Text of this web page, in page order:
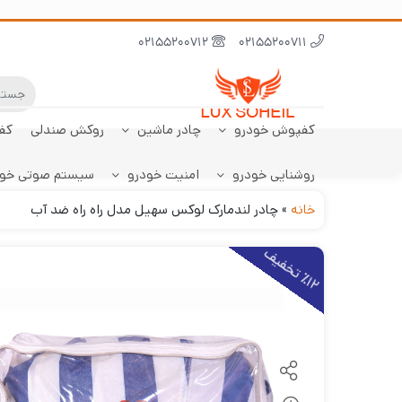
کفپوش خودرو
کفپوش پژو 206
هاچبک
چادر ماشین
چادر تارا
روکش صندلی
کفپوش صندوق تارا
ابر نانو
سنسور دنده عقب
خودرو
روشنایی خودرو امنیت خودرو
سیستم صوتی
خانه »چادر لندمارک لوکس سهیل مدل راه راه ضد آب
٪1
2
ت
خ
ف
یف